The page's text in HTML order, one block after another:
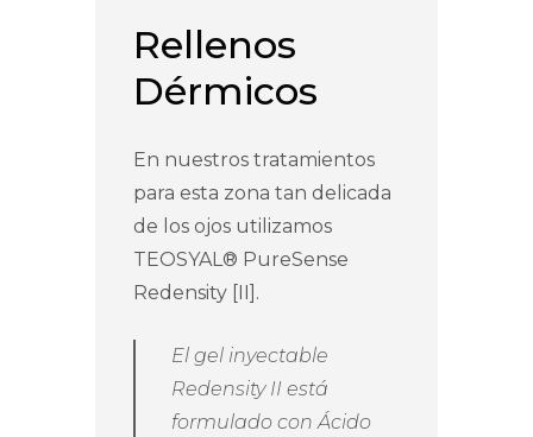
Rellenos
Dérmicos
En nuestros tratamientos
para esta zona tan delicada
de los ojos utilizamos
TEOSYAL® PureSense
Redensity [II].
El gel inyectable
Redensity II está
formulado con Ácido